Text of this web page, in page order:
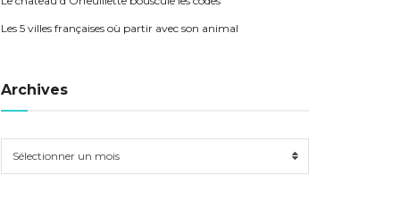
Les 5 villes françaises où partir avec son animal
Archives
Sélectionner un mois